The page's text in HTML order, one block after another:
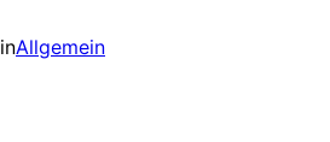
inAllgemein